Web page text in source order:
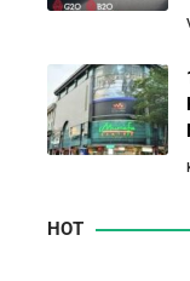
Besar
Jurus-Jurus
Ekonomi dan
Mengapa Orang
HOT